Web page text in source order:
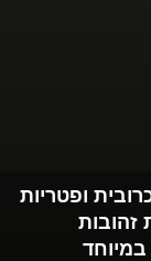
ופטריות
זהובות
במיוחד